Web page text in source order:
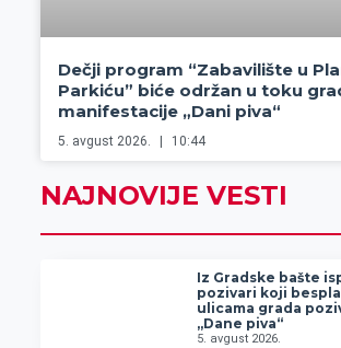
Dečji program “Zabavilište u
Parkiću” biće održan u toku
manifestacije „Dani piva“
5. avgust 2026. 10:44
NAJNOVIJE VESTI
Iz Gradske bašte
pozivari koji
ulicama grada
„Dane piva“
5. avgust 2026.